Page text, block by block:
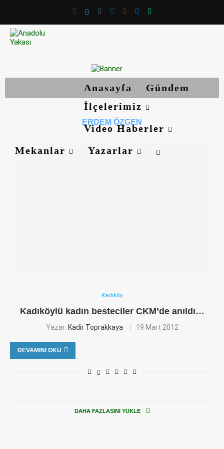
Anasayfa
Gündem
İlçelerimiz
Video Haberler
Mekanlar
Yazarlar
ERDEM ÖZGEN
Kadıköy
Kadıköylü kadın besteciler CKM’de anıldı…
Yazar: Kadir Toprakkaya 19 Mart 2012
DEVAMINI OKU
DAHA FAZLASINI YÜKLE